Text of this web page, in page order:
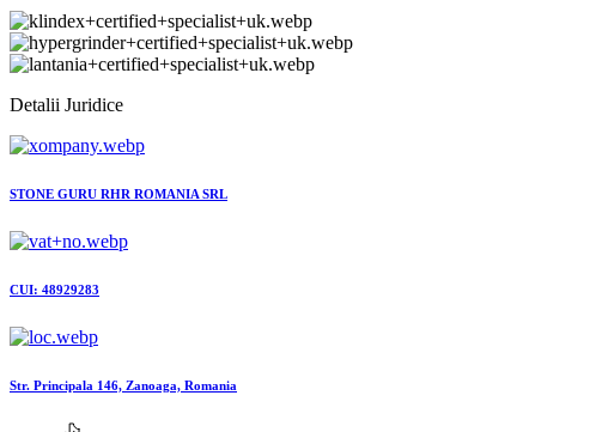
Detalii Juridice
STONE GURU RHR ROMANIA SRL
CUI: 48929283
Str. Principala 146, Zanoaga, Romania